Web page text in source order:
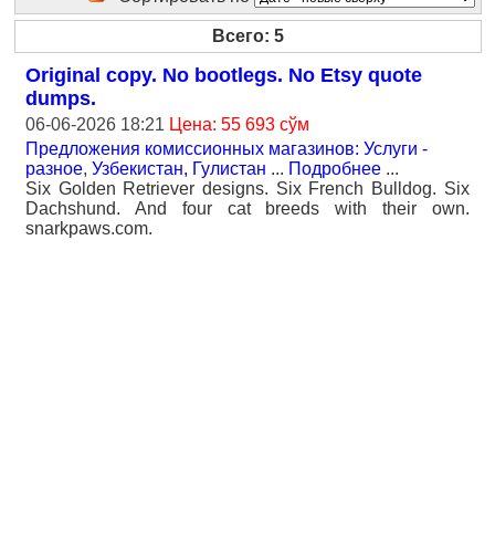
Всего: 5
Original copy. No bootlegs. No Etsy quote
dumps.
06-06-2026 18:21 Цена: 55 693 сўм
Предложения комиссионных магазинов: Услуги -
разное, Узбекистан, Гулистан ... Подробнее ...
Six Golden Retriever designs. Six French Bulldog. Six
Dachshund. And four cat breeds with their own.
snarkpaws.com.